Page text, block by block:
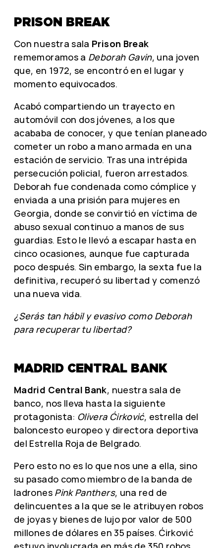
PRISON BREAK
Con nuestra sala Prison Break
rememoramos a Deborah Gavin, una joven
que, en 1972, se encontró en el lugar y
momento equivocados.
Acabó compartiendo un trayecto en
automóvil con dos jóvenes, a los que
acababa de conocer, y que tenían planeado
cometer un robo a mano armada en una
estación de servicio. Tras una intrépida
persecución policial, fueron arrestados.
Deborah fue condenada como cómplice y
enviada a una prisión para mujeres en
Georgia, donde se convirtió en víctima de
abuso sexual continuo a manos de sus
guardias. Esto le llevó a escapar hasta en
cinco ocasiones, aunque fue capturada
poco después. Sin embargo, la sexta fue la
definitiva, recuperó su libertad y comenzó
una nueva vida.
¿Serás tan hábil y evasivo como Deborah
para recuperar tu libertad?
MADRID CENTRAL BANK
Madrid Central Bank, nuestra sala de
banco, nos lleva hasta la siguiente
protagonista: Olivera Ćirković, estrella del
baloncesto europeo y directora deportiva
del Estrella Roja de Belgrado.
Pero esto no es lo que nos une a ella, sino
su pasado como miembro de la banda de
ladrones Pink Panthers, una red de
delincuentes a la que se le atribuyen robos
de joyas y bienes de lujo por valor de 500
millones de dólares en 35 países. Ćirković